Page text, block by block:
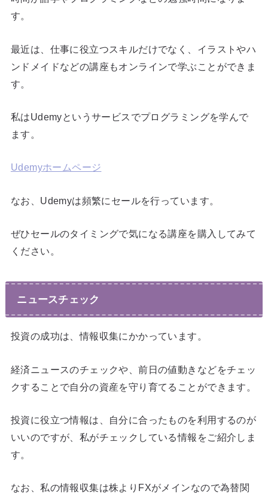
す。
最近は、仕事に役立つスキルだけでなく、イラストやハ
ンドメイドなどの講座もオンラインで学ぶことができま
す。
私はUdemyというサービスでプログラミングを学んで
ます。
Udemyホームページ
なお、Udemyは頻繁にセールを行っています。
ぜひセールのタイミングで気になる講座を購入してみて
ください。
ニュースチェック
投資の成功は、情報収集にかかっています。
経済ニュースのチェックや、前日の値動きなどをチェッ
クすることで自分の資産を守り育てることができます。
投資に役立つ情報は、自分に合ったものを利用するのが
いいのですが、私がチェックしている情報をご紹介しま
す。
なお、私の情報収集は株よりFXがメインなので為替関